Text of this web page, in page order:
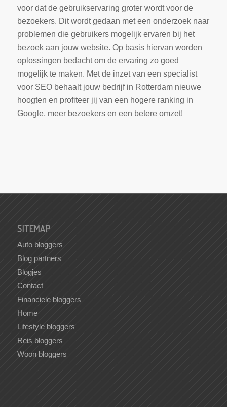
voor dat de gebruikservaring groter wordt voor de
bezoekers. Dit wordt gedaan met een onderzoek naar
problemen die gebruikers mogelijk ervaren bij het
bezoek aan jouw website. Op basis hiervan worden
oplossingen bedacht om de ervaring zo goed
mogelijk te maken. Met de inzet van een specialist
voor SEO behaalt jouw bedrijf in Rotterdam nieuwe
hoogten en profiteer jij van een hogere ranking in
Google, meer bezoekers en een betere omzet!
SITEMAP
Auto bloggers
Blog partners
Blogjes
Contact
Financiele bloggers
Home
Lifestyle bloggers
Reis bloggers
Woon bloggers